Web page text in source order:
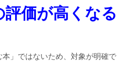
評価が高くなる
」ではないため、対象が明確で